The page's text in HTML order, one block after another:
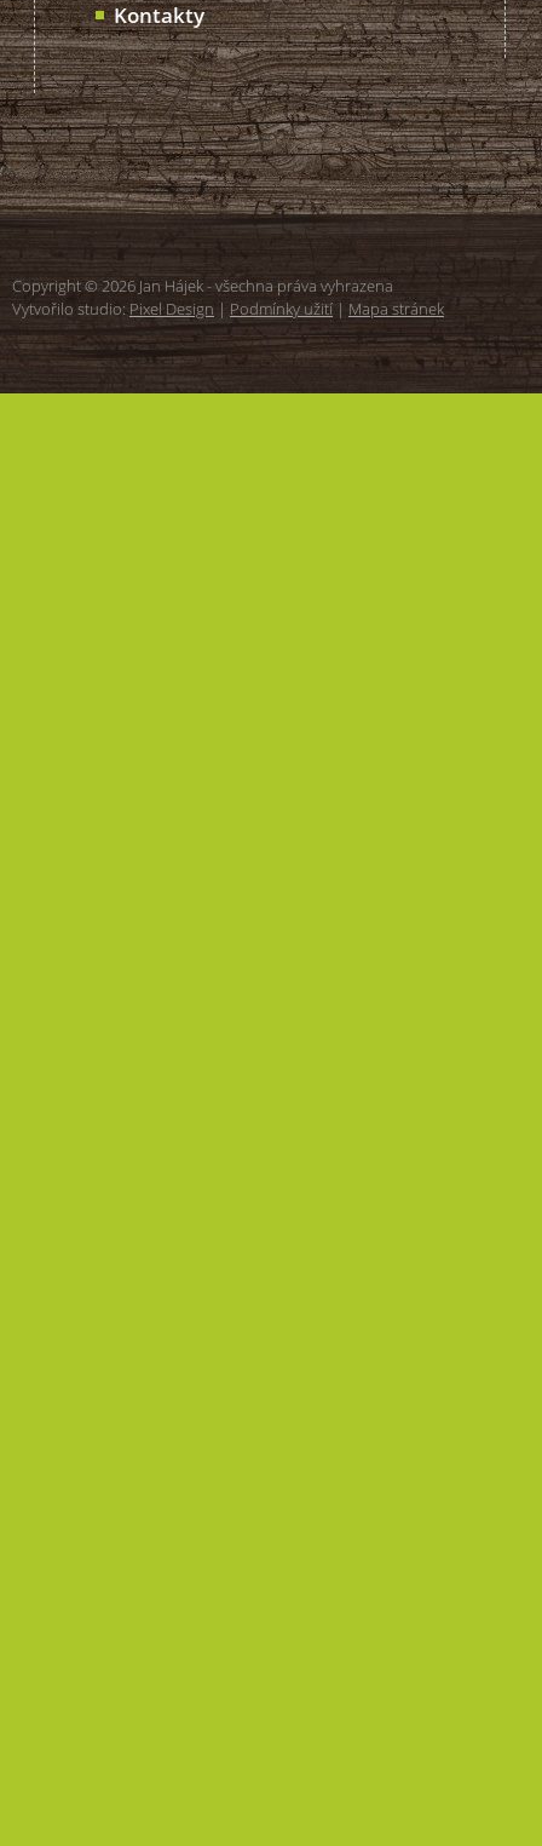
Kontakty
Copyright © 2026 Jan Hájek - všechna práva vyhrazena
Vytvořilo studio: Pixel Design | Podmínky užití | Mapa stránek